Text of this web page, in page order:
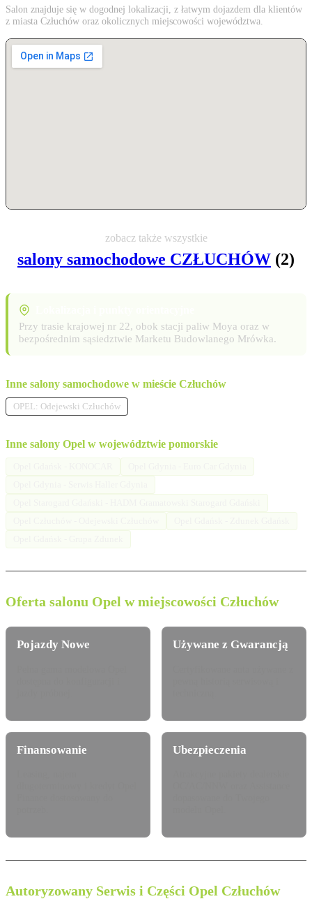
Salon znajduje się w dogodnej lokalizacji, z łatwym dojazdem dla klientów
z miasta Człuchów oraz okolicznych miejscowości województwa.
zobacz także wszystkie
salony samochodowe CZŁUCHÓW (2)
Przy trasie krajowej nr 22, obok stacji paliw Moya oraz w
bezpośrednim sąsiedztwie Marketu Budowlanego Mrówka.
Inne salony samochodowe w mieście Człuchów
OPEL: Odejewski Człuchów
Inne salony Opel w województwie pomorskie
Oferta salonu Opel w miejscowości Człuchów
Pojazdy Nowe Używane z Gwarancją
Finansowanie Ubezpieczenia
Autoryzowany Serwis i Części Opel Człuchów